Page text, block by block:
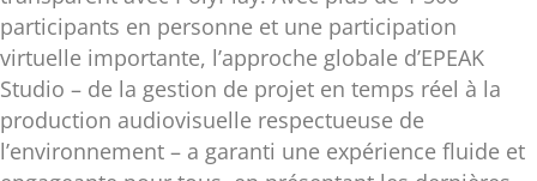
participants en personne et une participation
virtuelle importante, l’approche globale d’EPEAK
Studio – de la gestion de projet en temps réel à la
production audiovisuelle respectueuse de
l’environnement – a garanti une expérience fluide et